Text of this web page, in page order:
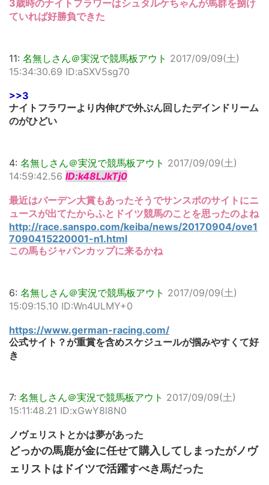
3歳時のナイトフラワーはシュタルケちゃんが馬群を捌け
ていれば好勝負できた
11: 名無しさん＠実況で競馬板アウト 2017/09/09(土)
15:34:30.69 ID:aSXV5sg70
>>3
ナイトフラワーより内伸びで外ぶん回したデインドリーム
のがひどい
4: 名無しさん＠実況で競馬板アウト 2017/09/09(土)
14:59:42.56 ID:k48LJkTj0
最近はバーデン大賞もあったそうでサンスポのサイトにニ
ュースが出てたからふとドイツ競馬のことを思ったのよね
http://race.sanspo.com/keiba/news/20170904/ove1
7090415220001-n1.html
この馬もジャパンカップに来るかね
6: 名無しさん＠実況で競馬板アウト 2017/09/09(土)
15:09:15.10 ID:Wn4ULMY+0
https://www.german-racing.com/
公式サイト？が重賞を含めスケジュールが掴みやすくて好
き
7: 名無しさん＠実況で競馬板アウト 2017/09/09(土)
15:11:48.21 ID:xGwY8l8N0
ノヴェリストとかは夢があった
どっかの馬鹿が金に任せて購入してしまったがノヴ
ェリストはドイツで活躍すべき馬だった